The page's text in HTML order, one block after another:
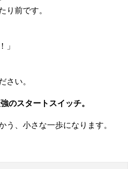
り前です。
」
さい。
のスタートスイッチ。
う、小さな一歩になります。